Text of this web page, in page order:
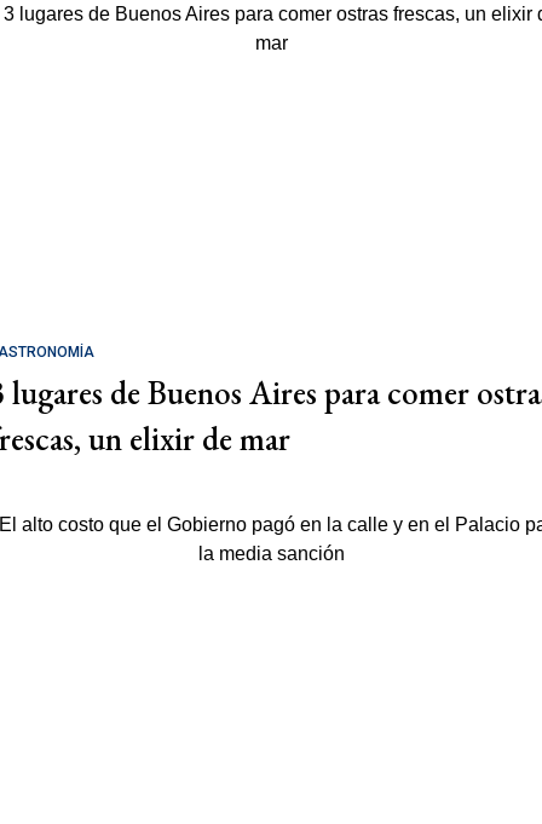
lugares de Buenos Aires para comer
un elixir de mar